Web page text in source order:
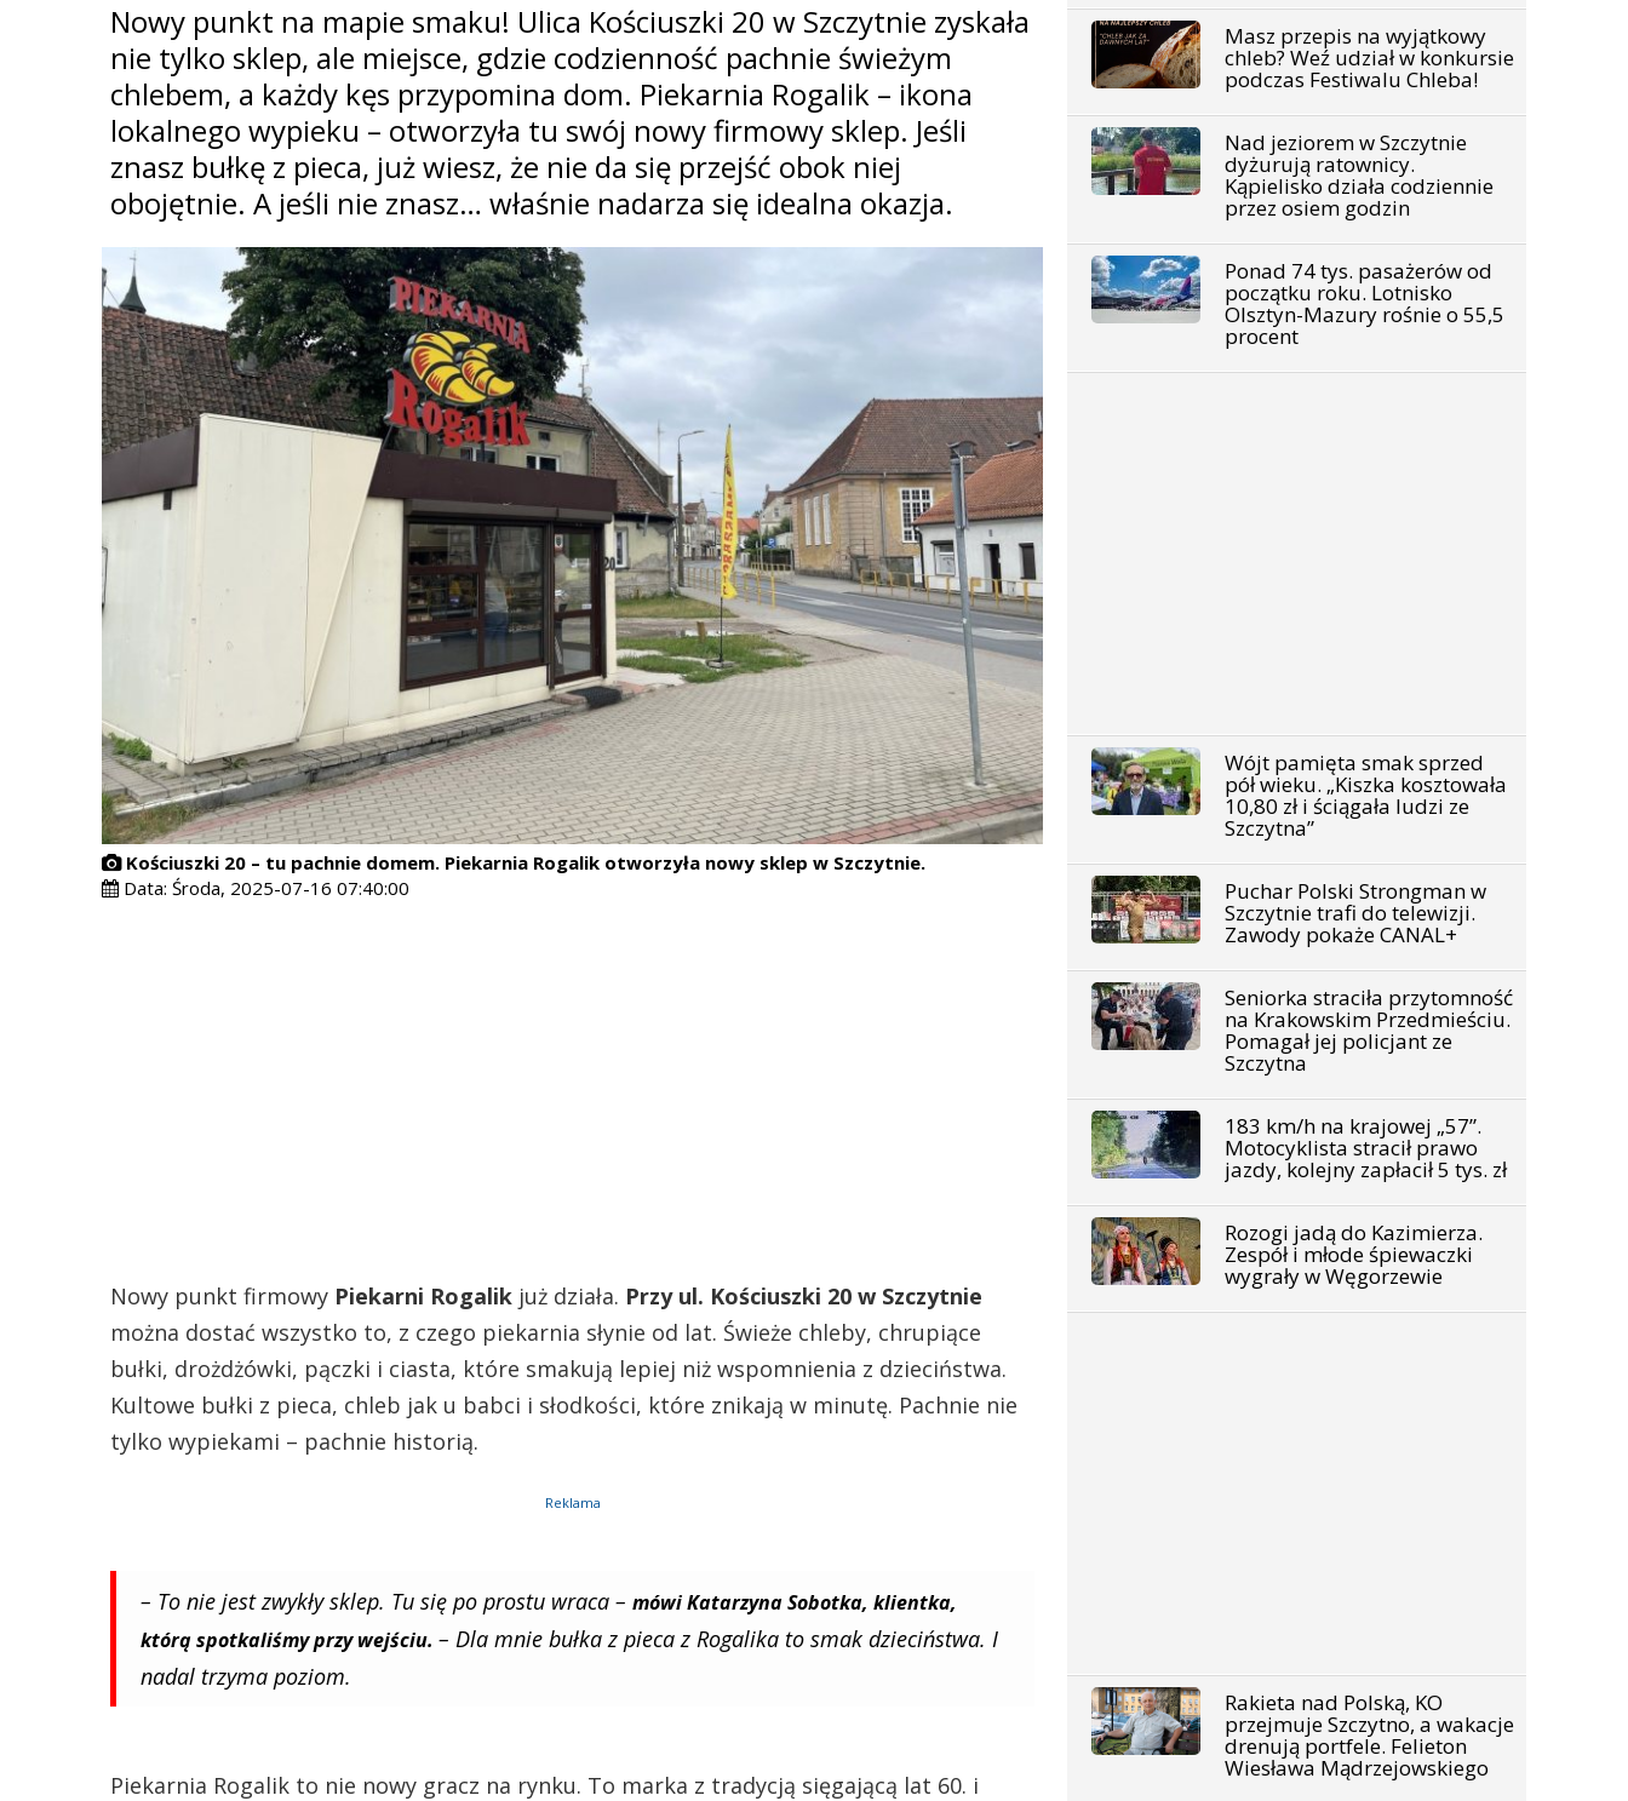
Nowy punkt na mapie smaku! Ulica Kościuszki 20 w Szczytnie zyskała
nie tylko sklep, ale miejsce, gdzie codzienność pachnie świeżym
chlebem, a każdy kęs przypomina dom. Piekarnia Rogalik – ikona
lokalnego wypieku – otworzyła tu swój nowy firmowy sklep. Jeśli
znasz bułkę z pieca, już wiesz, że nie da się przejść obok niej
obojętnie. A jeśli nie znasz… właśnie nadarza się idealna okazja.
Kościuszki 20 – tu pachnie domem. Piekarnia Rogalik otworzyła nowy sklep w Szczytnie.
Data:Środa, 2025-07-16 07:40:00
Nowy punkt firmowy Piekarni Rogalik już działa. Przy ul. Kościuszki 20 w Szczytnie
można dostać wszystko to, z czego piekarnia słynie od lat. Świeże chleby, chrupiące
bułki, drożdżówki, pączki i ciasta, które smakują lepiej niż wspomnienia z dzieciństwa.
Kultowe bułki z pieca, chleb jak u babci i słodkości, które znikają w minutę. Pachnie nie
tylko wypiekami – pachnie historią.
Reklama
– To nie jest zwykły sklep. Tu się po prostu wraca –mówi Katarzyna Sobotka, klientka,
którą spotkaliśmy przy wejściu.– Dla mnie bułka z pieca z Rogalika to smak dzieciństwa. I
nadal trzyma poziom.
Piekarnia Rogalik to nie nowy gracz na rynku. To marka z tradycją sięgającą lat 60. i
Masz przepis na wyjątkowy
chleb? Weź udział w konkursie
podczas Festiwalu Chleba!
Nad jeziorem w Szczytnie
dyżurują ratownicy.
Kąpielisko działa codziennie
przez osiem godzin
Ponad 74 tys. pasażerów od
początku roku. Lotnisko
Olsztyn-Mazury rośnie o 55,5
procent
Wójt pamięta smak sprzed
pół wieku. „Kiszka kosztowała
10,80 zł i ściągała ludzi ze
Szczytna”
Puchar Polski Strongman w
Szczytnie trafi do telewizji.
Zawody pokaże CANAL+
Seniorka straciła przytomność
na Krakowskim Przedmieściu.
Pomagał jej policjant ze
Szczytna
183 km/h na krajowej „57”.
Motocyklista stracił prawo
jazdy, kolejny zapłacił 5 tys. zł
Rozogi jadą do Kazimierza.
Zespół i młode śpiewaczki
wygrały w Węgorzewie
Rakieta nad Polską, KO
przejmuje Szczytno, a wakacje
drenują portfele. Felieton
Wiesława Mądrzejowskiego